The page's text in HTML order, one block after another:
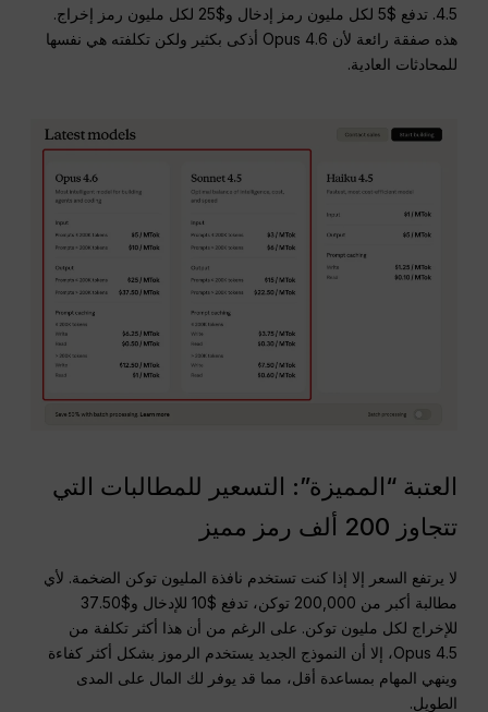
4.5. تدفع $5 لكل مليون رمز إدخال و$25 لكل مليون رمز إخراج.
هذه صفقة رائعة لأن Opus 4.6 أذكى بكثير ولكن تكلفته هي نفسها
للمحادثات العادية.
العتبة “المميزة”: التسعير للمطالبات التي
تتجاوز 200 ألف رمز مميز
لا يرتفع السعر إلا إذا كنت تستخدم نافذة المليون توكن الضخمة. لأي
مطالبة أكبر من 200,000 توكن، تدفع $10 للإدخال و$37.50
للإخراج لكل مليون توكن. على الرغم من أن هذا أكثر تكلفة من
Opus 4.5، إلا أن النموذج الجديد يستخدم الرموز بشكل أكثر كفاءة
وينهي المهام بمساعدة أقل، مما قد يوفر لك المال على المدى
الطويل.